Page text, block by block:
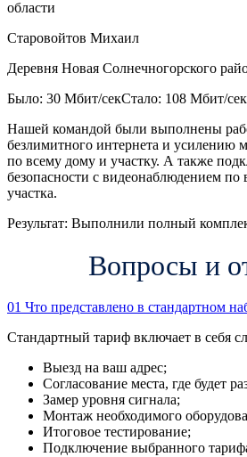
Старовойтов Михаил
Деревня Новая Солнечногорского
Было: 30 Мбит/секСтало: 108 Мбит/сек
Нашей командой были выполнены
безлимитного интернета и усилению
по всему дому и участку. А также
безопасности с видеонаблюдением по
участка.
Результат: Выполнили полный
Вопросы и
01 Что представлено в стандартном
Стандартный тариф включает в себя
Выезд на ваш адрес;
Согласование места, где будет
Замер уровня сигнала;
Монтаж необходимого
Итоговое тестирование;
Подключение выбранного